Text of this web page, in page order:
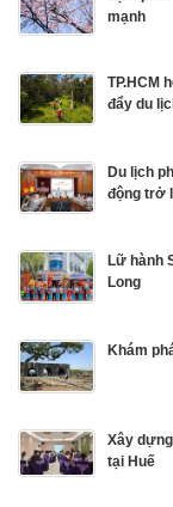
mạnh
TP.HCM
đẩy du
Du lịch
động trở
Lữ hành
Long
Khám
Xây
tại Huế